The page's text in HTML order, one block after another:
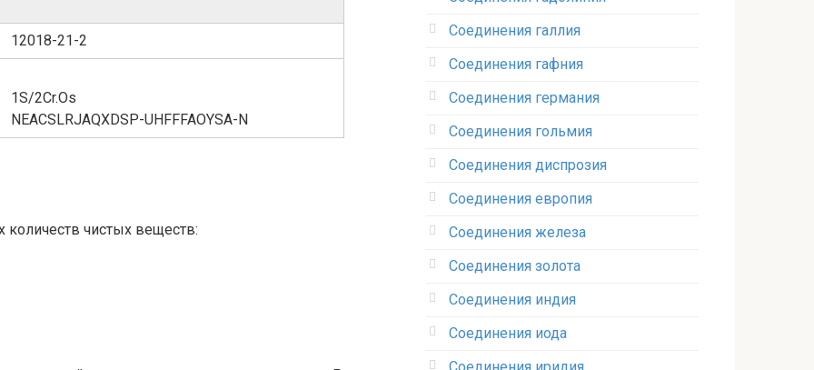
12018-21-2
1S/2Cr.Os
NEACSLRJAQXDSP-UHFFFAOYSA-N
количеств чистых веществ:
Соединения галлия‎
Соединения гафния‎
Соединения германия‎
Соединения гольмия‎
Соединения диспрозия‎ ‎
Соединения европия‎
Соединения железа‎
Соединения золота‎
Соединения индия
Соединения иода‎